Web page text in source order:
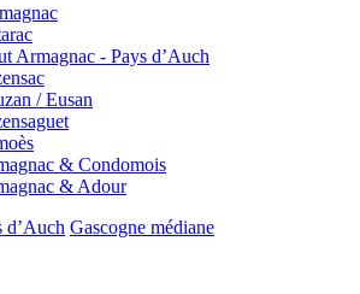
Armagnac - Pays d’Auch
/ Eusan
& Condomois
& Adour
d’Auch Gascogne médiane